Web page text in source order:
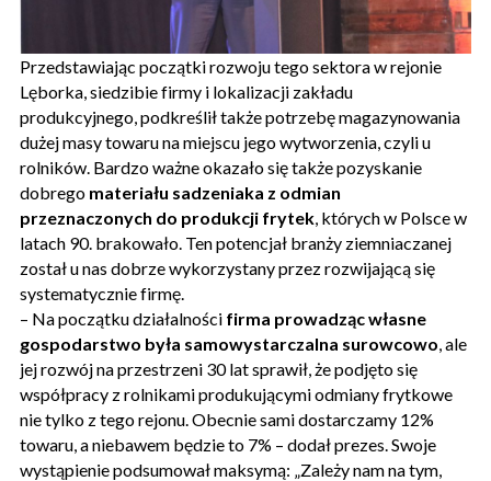
Przedstawiając początki rozwoju tego sektora w rejonie
Lęborka, siedzibie firmy i lokalizacji zakładu
produkcyjnego, podkreślił także potrzebę magazynowania
dużej masy towaru na miejscu jego wytworzenia, czyli u
rolników. Bardzo ważne okazało się także pozyskanie
dobrego materiału sadzeniaka z odmian
przeznaczonych do produkcji frytek, których w Polsce w
latach 90. brakowało. Ten potencjał branży ziemniaczanej
został u nas dobrze wykorzystany przez rozwijającą się
systematycznie firmę.
– Na początku działalności firma prowadząc własne
gospodarstwo była samowystarczalna surowcowo, ale
jej rozwój na przestrzeni 30 lat sprawił, że podjęto się
współpracy z rolnikami produkującymi odmiany frytkowe
nie tylko z tego rejonu. Obecnie sami dostarczamy 12%
towaru, a niebawem będzie to 7% – dodał prezes. Swoje
wystąpienie podsumował maksymą: „Zależy nam na tym,